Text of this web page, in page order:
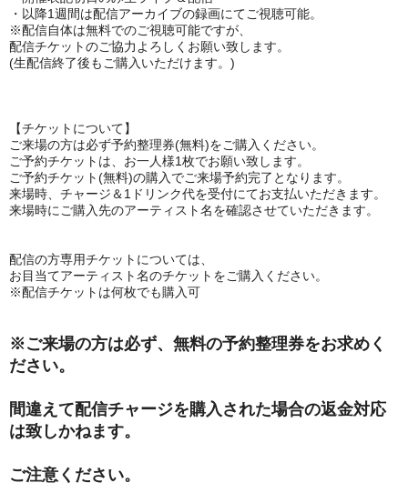
・以降1週間は配信アーカイブの録画にてご視聴可能。
※配信自体は無料でのご視聴可能ですが、
配信チケットのご協力よろしくお願い致します。
(生配信終了後もご購入いただけます。)
【チケットについて】
ご来場の方は必ず予約整理券(無料)をご購入ください。
ご予約チケットは、お一人様1枚でお願い致します。
ご予約チケット(無料)の購入でご来場予約完了となります。
来場時、チャージ＆1ドリンク代を受付にてお支払いただきます。
来場時にご購入先のアーティスト名を確認させていただきます。
配信の方専用チケットについては、
お目当てアーティスト名のチケットをご購入ください。
※配信チケットは何枚でも購入可
※ご来場の方は必ず、無料の予約整理券をお求めく
ださい。
間違えて配信チャージを購入された場合の返金対応
は致しかねます。
ご注意ください。